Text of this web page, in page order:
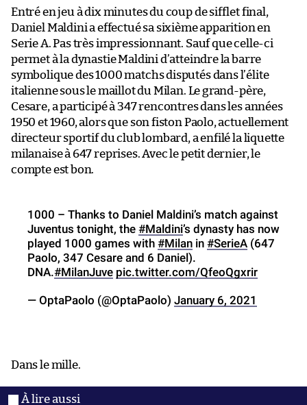
Entré en jeu à dix minutes du coup de sifflet final,
Daniel Maldini a effectué sa sixième apparition en
Serie A. Pas très impressionnant. Sauf que celle-ci
permet à la dynastie Maldini d’atteindre la barre
symbolique des 1000 matchs disputés dans l’élite
italienne sous le maillot du Milan. Le grand-père,
Cesare, a participé à 347 rencontres dans les années
1950 et 1960, alors que son fiston Paolo, actuellement
directeur sportif du club lombard, a enfilé la liquette
milanaise à 647 reprises. Avec le petit dernier, le
compte est bon.
1000 – Thanks to Daniel Maldini’s match against
Juventus tonight, the #Maldini’s dynasty has now
played 1000 games with #Milan in #SerieA (647
Paolo, 347 Cesare and 6 Daniel).
DNA.#MilanJuve pic.twitter.com/QfeoQgxrir
— OptaPaolo (@OptaPaolo) January 6, 2021
Dans le mille.